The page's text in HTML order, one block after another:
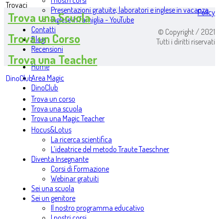
Presentazioni gratuite, laboratori e inglese in vacanza
Inglese in famiglia - YouTube
Contatti
Blog
Recensioni
Home
Area Magic
DinoClub
Trova un corso
Trova una scuola
Trova una Magic Teacher
Hocus&Lotus
La ricerca scientifica
L’ideatrice del metodo Traute Taeschner
Diventa Insegnante
Corsi di Formazione
Webinar gratuiti
Sei una scuola
Sei un genitore
Il nostro programma educativo
Trovaci
Trova una Scuola
Trova un Corso
Trova una Teacher
DinoClub
Policy
© Copyright / 2021
Tutti i diritti riservati